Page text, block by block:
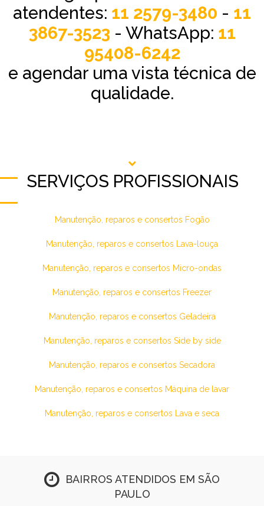
atendentes: 11 2579-3480 - 11
3867-3523 - WhatsApp: 11
95408-6242
e agendar uma vista técnica de
qualidade.
SERVIÇOS PROFISSIONAIS
Manutenção, reparos e consertos Fogão
Manutenção, reparos e consertos Lava-louça
Manutenção, reparos e consertos Micro-ondas
Manutenção, reparos e consertos Freezer
Manutenção, reparos e consertos Geladeira
Manutenção, reparos e consertos Side by side
Manutenção, reparos e consertos Secadora
Manutenção, reparos e consertos Máquina de lavar
Manutenção, reparos e consertos Lava e seca
BAIRROS ATENDIDOS EM SÃO
PAULO